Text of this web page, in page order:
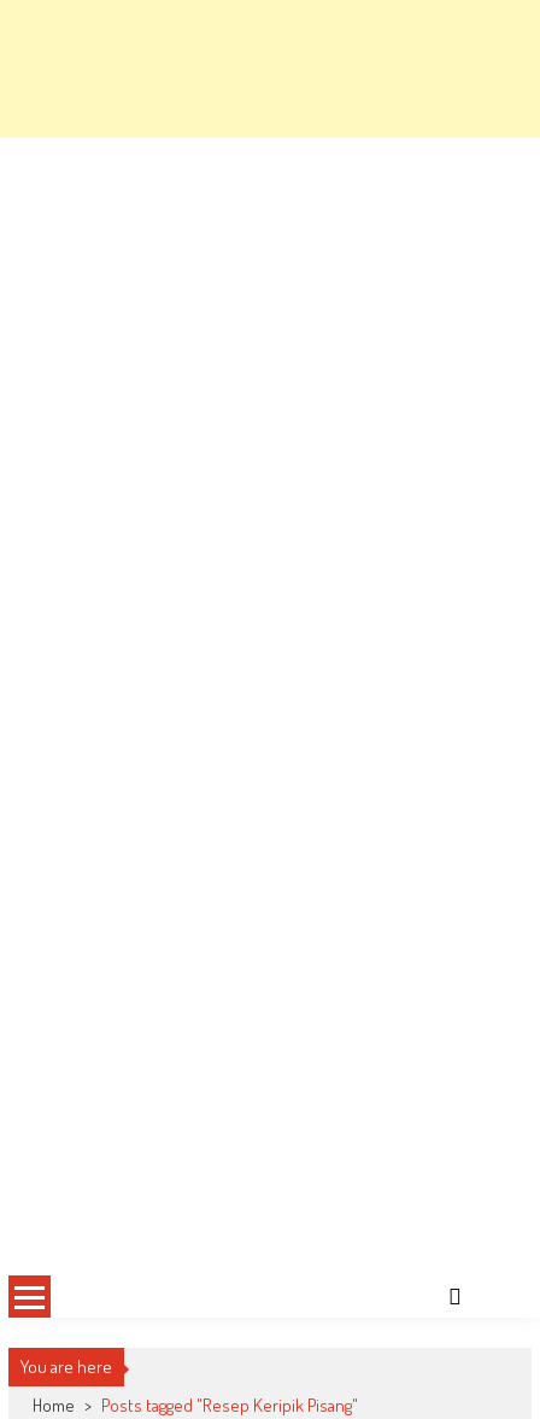
You are here
Home > Posts tagged "Resep Keripik Pisang"